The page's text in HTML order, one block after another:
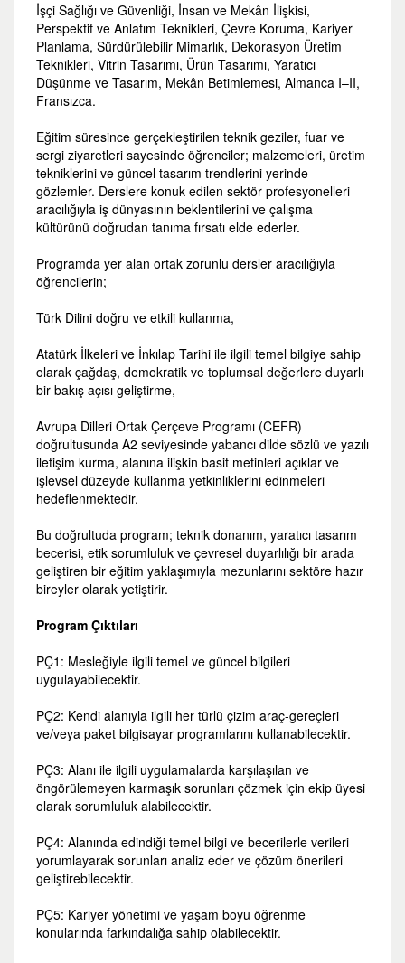
İşçi Sağlığı ve Güvenliği, İnsan ve Mekân İlişkisi,
Perspektif ve Anlatım Teknikleri, Çevre Koruma, Kariyer
Planlama, Sürdürülebilir Mimarlık, Dekorasyon Üretim
Teknikleri, Vitrin Tasarımı, Ürün Tasarımı, Yaratıcı
Düşünme ve Tasarım, Mekân Betimlemesi, Almanca I–II,
Fransızca.
Eğitim süresince gerçekleştirilen teknik geziler, fuar ve
sergi ziyaretleri sayesinde öğrenciler; malzemeleri, üretim
tekniklerini ve güncel tasarım trendlerini yerinde
gözlemler. Derslere konuk edilen sektör profesyonelleri
aracılığıyla iş dünyasının beklentilerini ve çalışma
kültürünü doğrudan tanıma fırsatı elde ederler.
Programda yer alan ortak zorunlu dersler aracılığıyla
öğrencilerin;
Türk Dilini doğru ve etkili kullanma,
Atatürk İlkeleri ve İnkılap Tarihi ile ilgili temel bilgiye sahip
olarak çağdaş, demokratik ve toplumsal değerlere duyarlı
bir bakış açısı geliştirme,
Avrupa Dilleri Ortak Çerçeve Programı (CEFR)
doğrultusunda A2 seviyesinde yabancı dilde sözlü ve yazılı
iletişim kurma, alanına ilişkin basit metinleri açıklar ve
işlevsel düzeyde kullanma yetkinliklerini edinmeleri
hedeflenmektedir.
Bu doğrultuda program; teknik donanım, yaratıcı tasarım
becerisi, etik sorumluluk ve çevresel duyarlılığı bir arada
geliştiren bir eğitim yaklaşımıyla mezunlarını sektöre hazır
bireyler olarak yetiştirir.
Program Çıktıları
PÇ1: Mesleğiyle ilgili temel ve güncel bilgileri
uygulayabilecektir.
PÇ2: Kendi alanıyla ilgili her türlü çizim araç-gereçleri
ve/veya paket bilgisayar programlarını kullanabilecektir.
PÇ3: Alanı ile ilgili uygulamalarda karşılaşılan ve
öngörülemeyen karmaşık sorunları çözmek için ekip üyesi
olarak sorumluluk alabilecektir.
PÇ4: Alanında edindiği temel bilgi ve becerilerle verileri
yorumlayarak sorunları analiz eder ve çözüm önerileri
geliştirebilecektir.
PÇ5: Kariyer yönetimi ve yaşam boyu öğrenme
konularında farkındalığa sahip olabilecektir.